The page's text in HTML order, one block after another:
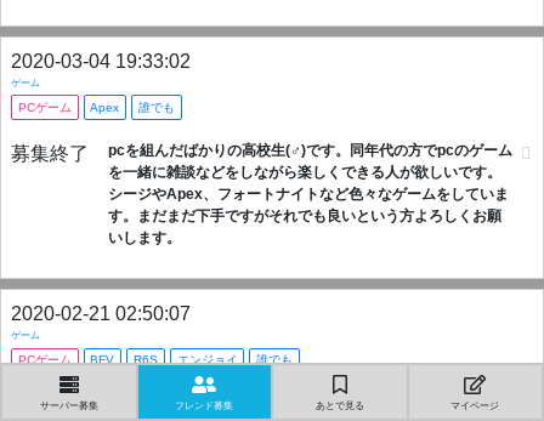
2020-03-04 19:33:02
ゲーム
PCゲーム Apex 誰でも
募集終了
pcを組んだばかりの高校生(♂)です。同年代の方でpcのゲーム
を一緒に雑談などをしながら楽しくできる人が欲しいです。
シージやApex、フォートナイトなど色々なゲームをしていま
す。まだまだ下手ですがそれでも良いという方よろしくお願
いします。
2020-02-21 02:50:07
ゲーム
PCゲーム BFV R6S エンジョイ 誰でも
募集終了
最近私のフレンド達があまり遊んでくれなくなり、一人でゲ
サーバー募集 フレンド募集 あとで見る マイページ